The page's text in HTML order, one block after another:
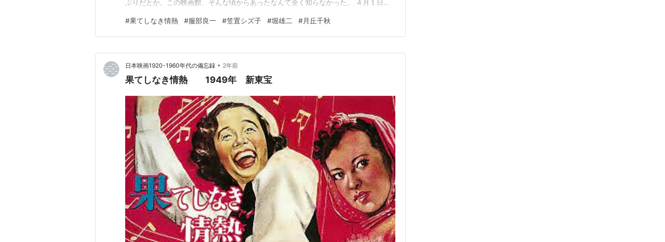
ぶりだとか。この映画館、そんな頃からあったなんて全く知らなかった。 ４月１日が
本。「銀座ー」は二人とも見たことがあるのでもう１本のこちらの作品にしました。
この映画、全編を作曲家、服部良一の歌で綴っています。…
#果てしなき情熱 #服部良一 #笠置シズ子 #堀雄二 #月丘千秋
日本映画1920-1960年代の備忘録 • 2年前
果てしなき情熱 1949年 新東宝